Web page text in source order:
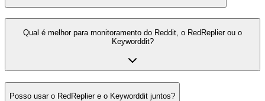
Qual é melhor para monitoramento do Reddit, o RedReplier ou o
Keyworddit?
Posso usar o RedReplier e o Keyworddit juntos?